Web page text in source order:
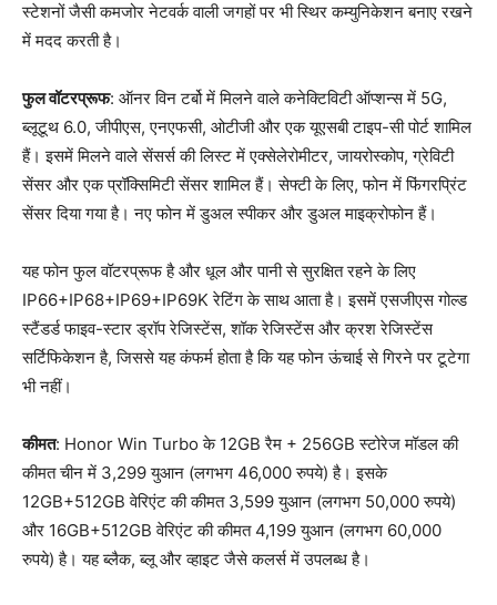
स्टेशनों जैसी कमजोर नेटवर्क वाली जगहों पर भी स्थिर कम्युनिकेशन बनाए रखने
में मदद करती है।
फुल वॉटरप्रूफ: ऑनर विन टर्बो में मिलने वाले कनेक्टिविटी ऑप्शन्स में 5G,
ब्लूटूथ 6.0, जीपीएस, एनएफसी, ओटीजी और एक यूएसबी टाइप-सी पोर्ट शामिल
हैं। इसमें मिलने वाले सेंसर्स की लिस्ट में एक्सेलेरोमीटर, जायरोस्कोप, ग्रेविटी
सेंसर और एक प्रॉक्सिमिटी सेंसर शामिल हैं। सेफ्टी के लिए, फोन में फिंगरप्रिंट
सेंसर दिया गया है। नए फोन में डुअल स्पीकर और डुअल माइक्रोफोन हैं।
यह फोन फुल वॉटरप्रूफ है और धूल और पानी से सुरक्षित रहने के लिए
IP66+IP68+IP69+IP69K रेटिंग के साथ आता है। इसमें एसजीएस गोल्ड
स्टैंडर्ड फाइव-स्टार ड्रॉप रेजिस्टेंस, शॉक रेजिस्टेंस और क्रश रेजिस्टेंस
सर्टिफिकेशन है, जिससे यह कंफर्म होता है कि यह फोन ऊंचाई से गिरने पर टूटेगा
भी नहीं।
कीमत: Honor Win Turbo के 12GB रैम + 256GB स्टोरेज मॉडल की
कीमत चीन में 3,299 युआन (लगभग 46,000 रुपये) है। इसके
12GB+512GB वेरिएंट की कीमत 3,599 युआन (लगभग 50,000 रुपये)
और 16GB+512GB वेरिएंट की कीमत 4,199 युआन (लगभग 60,000
रुपये) है। यह ब्लैक, ब्लू और व्हाइट जैसे कलर्स में उपलब्ध है।